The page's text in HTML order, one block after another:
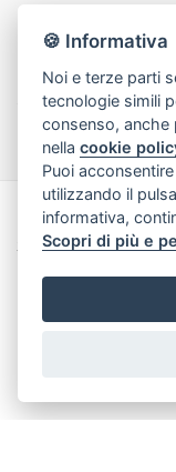
Fioreria stra
eriggio avevo già la
onibilissimi.
maria
Lascia una recensione
Made with by
2026
🍪 Informativa
Noi e terze parti
tecnologie simili
consenso, anche
nellacookie
Puoi
utilizzando il
informativa,
Scopri di più e